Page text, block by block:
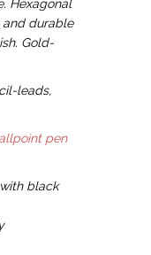
Hexagonal
durable
Gold-
leads,
pen
black